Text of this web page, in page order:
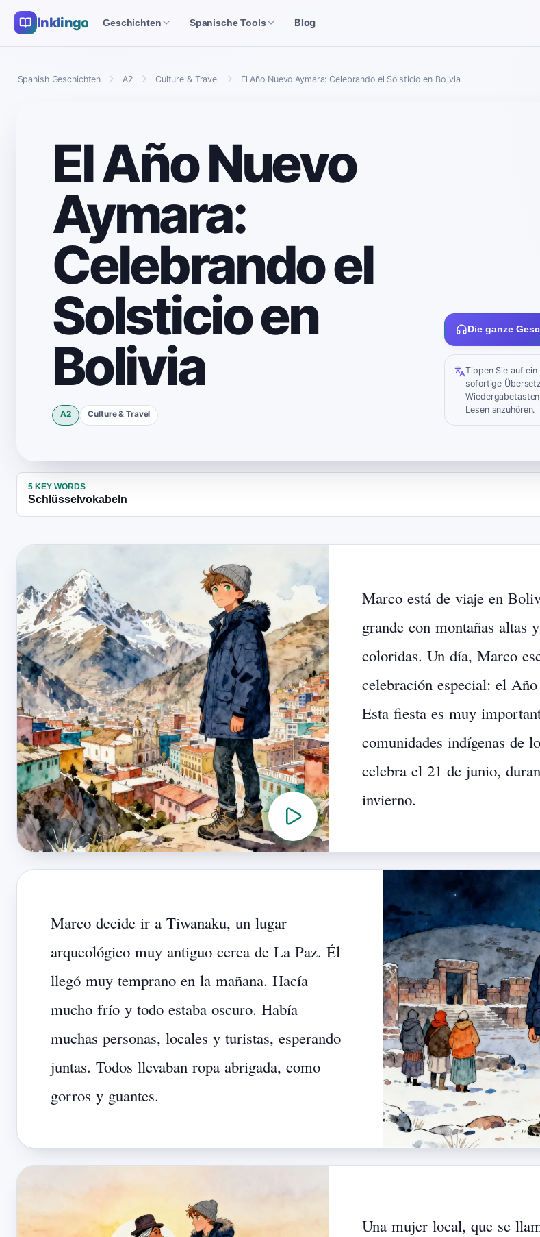
Inklingo Geschichten Spanische Tools Blog
Spanish Geschichten A2 Culture & Travel El Año Nuevo Aymara: Celebrando el Solsticio en Bolivia
El Año Nuevo
Aymara:
Celebrando el
Solsticio en
Bolivia
A2 Culture & Travel
Die ganze
Tippen Sie auf
sofortige
Lesen anzuhören.
5 KEY WORDS
Schlüsselvokabeln
Marco está de viaje en
grande con montañas altas y
coloridas. Un día, Marco
celebración especial: el Año
Esta fiesta es muy
comunidades indígenas de
celebra el 21 de junio,
invierno.
Marco decide ir a Tiwanaku, un lugar
arqueológico muy antiguo cerca de La Paz. Él
llegó muy temprano en la mañana. Hacía
mucho frío y todo estaba oscuro. Había
muchas personas, locales y turistas, esperando
juntas. Todos llevaban ropa abrigada, como
gorros y guantes.
Una mujer local, que se